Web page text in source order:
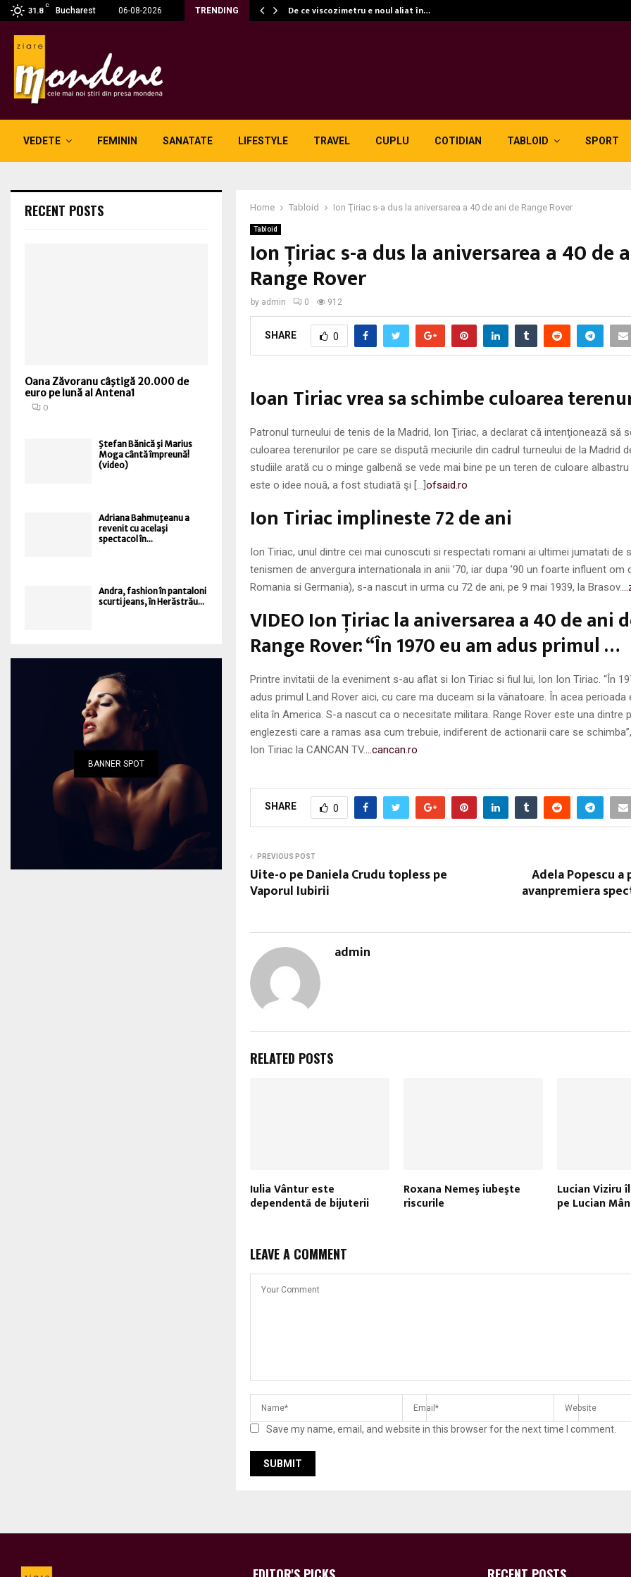
31.8
C
Bucharest 06-08-2026 TRENDING
fum: unde se potrivesc… De ce viscozimetru e noul aliat în…
VEDETE FEMININ SANATATE LIFESTYLE TRAVEL CUPLU COTIDIAN TABLOID SPORT
Home Tabloid Ion Ţiriac s-a dus la aniversarea a 40 de ani de Range Rover
Tabloid
Ion Ţiriac s-a dus la aniversarea a 40 de
Range Rover
by admin 0 912
SHARE 0
Ioan Tiriac vrea sa schimbe culoarea
Patronul turneului de tenis de la Madrid, Ion Ţiriac, a declarat că intenţionează să
culoarea terenurilor pe care se dispută meciurile din cadrul turneului de la Madrid
studiile arată cu o minge galbenă se vede mai bine pe un teren de culoare albastru
este o idee nouă, a fost studiată şi […]ofsaid.ro
Ion Tiriac implineste 72 de ani
Ion Tiriac, unul dintre cei mai cunoscuti si respectati romani ai ultimei jumatati de
tenismen de anvergura internationala in anii ’70, iar dupa ’90 un foarte influent om
Romania si Germania), s-a nascut in urma cu 72 de ani, pe 9 mai 1939, la Brasov.
VIDEO Ion Ţiriac la aniversarea a 40 de ani
Range Rover: “În 1970 eu am adus primul …
Printre invitatii de la eveniment s-au aflat si Ion Tiriac si fiul lui, Ion Ion Tiriac. “În
adus primul Land Rover aici, cu care ma duceam si la vânatoare. În acea perioada
elita în America. S-a nascut ca o necesitate militara. Range Rover este una dintre
englezesti care a ramas asa cum trebuie, indiferent de actionarii care se
Ion Tiriac la CANCAN TV. …cancan.ro
SHARE 0
PREVIOUS POST
Uite-o pe Daniela Crudu topless pe
Vaporul Iubirii
Adela Popescu
avanpremiera
admin
RELATED POSTS
Iulia Vântur este
dependentă de bijuterii
Roxana Nemeş iubeşte
riscurile
Lucian Viziru
pe Lucian
LEAVE A COMMENT
Save my name, email, and website in this browser for the next time I comment.
RECENT POSTS
Oana Zăvoranu câştigă 20.000 de
euro pe lună al Antena1
0
Ştefan Bănică şi Marius
Moga cântă împreună!
(video)
Adriana Bahmuţeanu a
revenit cu acelaşi
spectacol în...
Andra, fashion în pantaloni
scurti jeans, în Herăstrău...
BANNER SPOT